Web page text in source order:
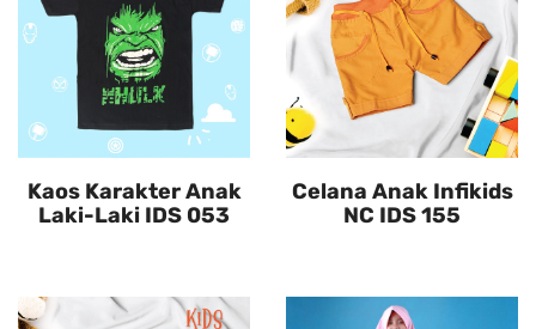
Kaos Karakter Anak
Laki-Laki IDS 053
Celana Anak Infikids
NC IDS 155